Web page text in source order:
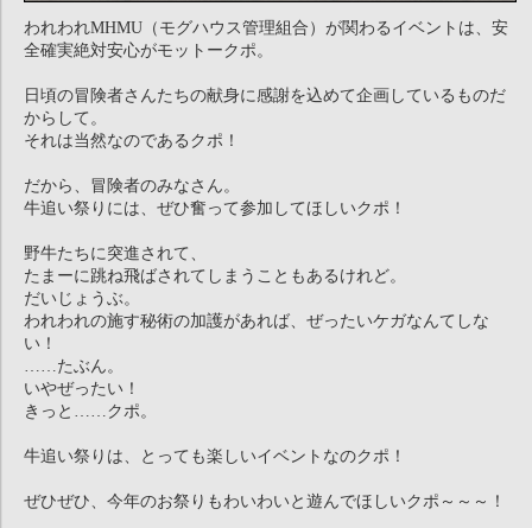
われわれMHMU（モグハウス管理組合）が関わるイベントは、安
全確実絶対安心がモットークポ。
日頃の冒険者さんたちの献身に感謝を込めて企画しているものだ
からして。
それは当然なのであるクポ！
だから、冒険者のみなさん。
牛追い祭りには、ぜひ奮って参加してほしいクポ！
野牛たちに突進されて、
たまーに跳ね飛ばされてしまうこともあるけれど。
だいじょうぶ。
われわれの施す秘術の加護があれば、ぜったいケガなんてしな
い！
……たぶん。
いやぜったい！
きっと……クポ。
牛追い祭りは、とっても楽しいイベントなのクポ！
ぜひぜひ、今年のお祭りもわいわいと遊んでほしいクポ～～～！